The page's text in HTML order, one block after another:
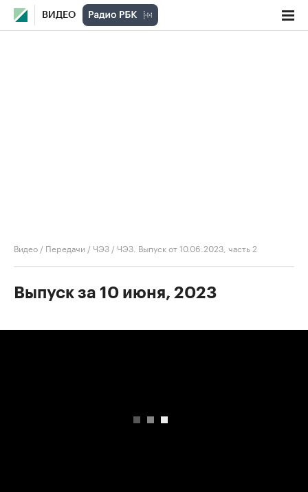
ВИДЕО
Видео / Передачи /ЧЭЗ /ЧЭЗ. Выпуск от 10.06.2023, часть 2
Выпуск за 10 июня, 2023